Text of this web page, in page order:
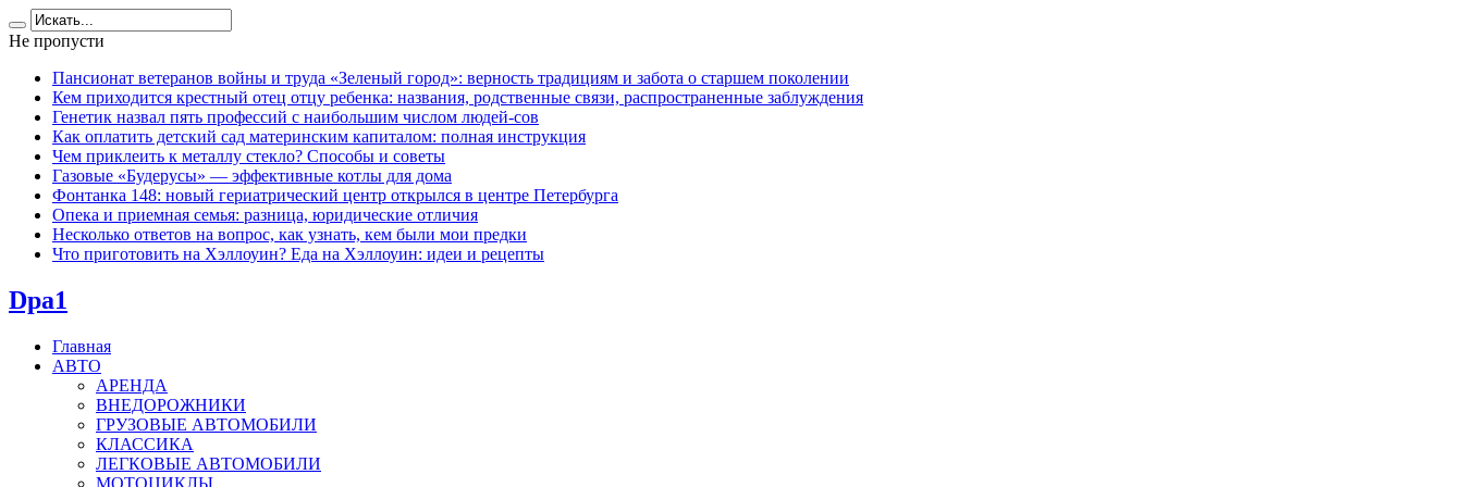
Не пропусти
Пансионат ветеранов войны и труда «Зеленый город»: верность традициям и забота о старшем поколении
Кем приходится крестный отец отцу ребенка: названия, родственные связи, распространенные заблуждения
Генетик назвал пять профессий с наибольшим числом людей-сов
Как оплатить детский сад материнским капиталом: полная инструкция
Чем приклеить к металлу стекло? Способы и советы
Газовые «Будерусы» — эффективные котлы для дома
Фонтанка 148: новый гериатрический центр открылся в центре Петербурга
Опека и приемная семья: разница, юридические отличия
Несколько ответов на вопрос, как узнать, кем были мои предки
Что приготовить на Хэллоуин? Еда на Хэллоуин: идеи и рецепты
Dpa1
Главная
АВТО
АРЕНДА
ВНЕДОРОЖНИКИ
ГРУЗОВЫЕ АВТОМОБИЛИ
КЛАССИКА
ЛЕГКОВЫЕ АВТОМОБИЛИ
МОТОЦИКЛЫ